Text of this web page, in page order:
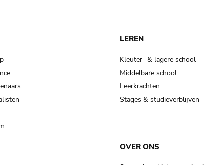
LEREN
Kleuter- & lagere school
Middelbare school
Leerkrachten
Stages & studieverblijven
OVER ONS